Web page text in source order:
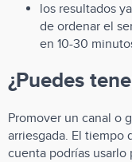
los resultados
de ordenar el
en 10-30
¿Puedes
Promover un canal o
arriesgada. El tiempo
cuenta podrías usarlo